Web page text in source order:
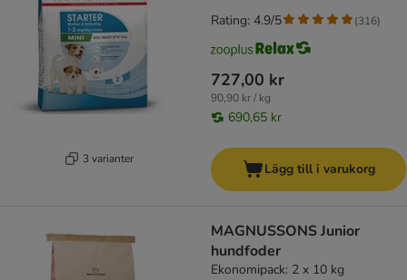
3 varianter
727,00 kr
90,90 kr / kg
690,65 kr
Rating: 4.9/5 (316)
Lägg till i varukorg
MAGNUSSONS Junior
hundfoder
Ekonomipack: 2 x 10 kg